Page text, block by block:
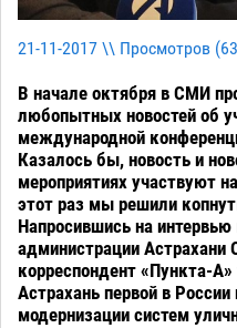
21-11-2017 \\ Просмотров (
В начале октября в СМИ
любопытных новостей об
международной
Казалось бы, новость и
мероприятиях участвуют
этот раз мы решили
Напросившись на интервью
администрации
корреспондент «Пункта-
Астрахань первой в России
модернизации систем